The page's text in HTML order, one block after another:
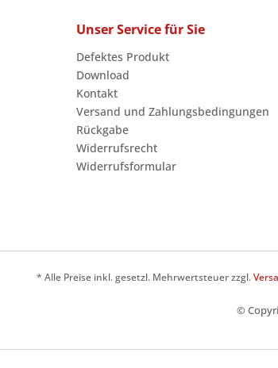
Unser Service für Sie
Defektes Produkt
Download
Kontakt
Versand und Zahlungsbedingungen
Rückgabe
Widerrufsrecht
Widerrufsformular
* Alle Preise inkl. gesetzl. Mehrwertsteuer zzgl.
©